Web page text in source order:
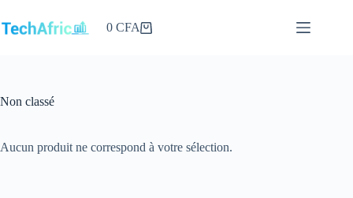
au
contenu
Panier
0CFA
Non classé
Aucun produit ne correspond à votre sélection.